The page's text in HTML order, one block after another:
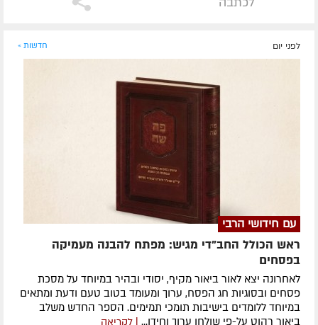
לפני יום חדשות »
עם חידושי הרבי
ראש הכולל החב"די מגיש: מפתח להבנה מעמיקה
בפסחים
לאחרונה ​יצא לאור ביאור מקיף, יסודי ובהיר במיוחד על מסכת
פסחים ובסוגיות חג הפסח, ערוך ומעומד בטוב טעם ודעת ומתאים
במיוחד ללומדים בישיבות תומכי תמימים. ​הספר החדש משלב
ביאור רהוט על-פי שולחן ערוך וחידו... | לקריאה